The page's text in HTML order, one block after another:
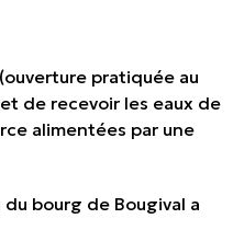
pratiquée au
de recevoir les eaux de
alimentées par une
bourg de Bougival a